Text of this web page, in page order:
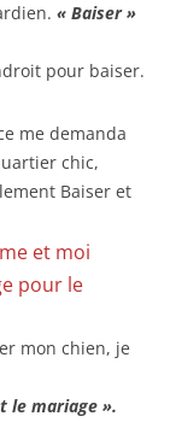
« Baiser »
pour baiser.
me demanda
chic,
Baiser et
et moi
pour le
mon chien, je
le mariage ».